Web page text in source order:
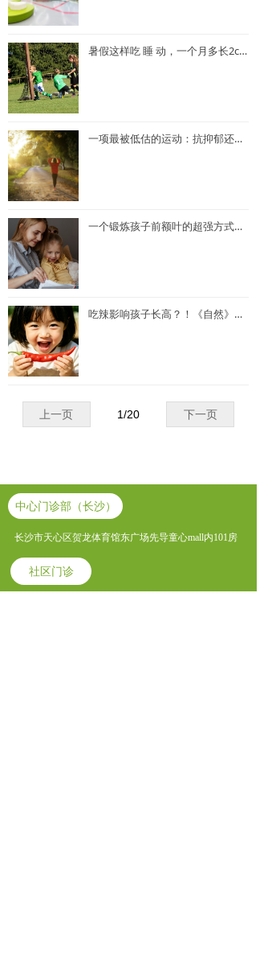
暑假这样吃 睡 动，一个月多长2cm（生长发育科医生总结）
一项最被低估的运动：抗抑郁还能抢回你的专注力
一个锻炼孩子前额叶的超强方式：复述
吃辣影响孩子长高？！《自然》子刊的最新研究发现了什么
上一页 下一页
1/20
中心门诊部（长沙）
长沙市天心区贺龙体育馆东广场先导童心mall内101房
社区门诊